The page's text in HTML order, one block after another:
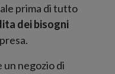
prima di tutto
dei bisogni
un negozio di